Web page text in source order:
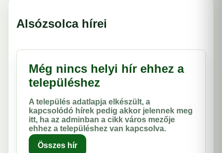
Alsózsolca hírei
Még nincs helyi hír ehhez a
településhez
A település adatlapja elkészült, a
kapcsolódó hírek pedig akkor jelennek meg
itt, ha az adminban a cikk város mezője
ehhez a településhez van kapcsolva.
Összes hír